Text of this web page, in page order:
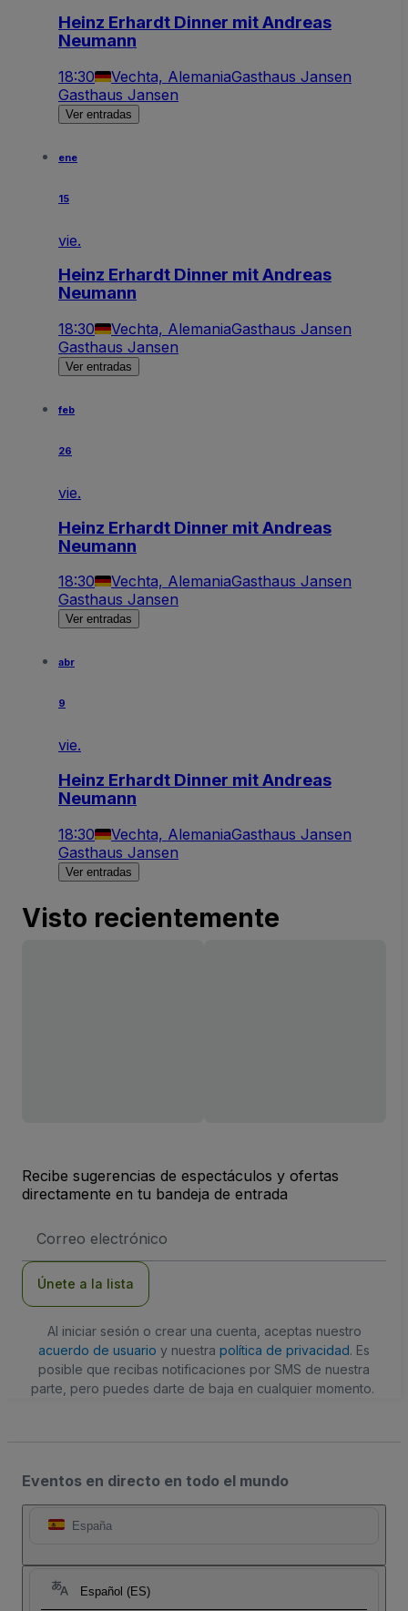
Heinz Erhardt Dinner mit Andreas
Neumann
18:30 Vechta, AlemaniaGasthaus Jansen
Gasthaus Jansen
Ver entradas
ene
15
vie.
Heinz Erhardt Dinner mit Andreas
Neumann
18:30 Vechta, AlemaniaGasthaus Jansen
Gasthaus Jansen
Ver entradas
feb
26
vie.
Heinz Erhardt Dinner mit Andreas
Neumann
18:30 Vechta, AlemaniaGasthaus Jansen
Gasthaus Jansen
Ver entradas
abr
9
vie.
Heinz Erhardt Dinner mit Andreas
Neumann
18:30 Vechta, AlemaniaGasthaus Jansen
Gasthaus Jansen
Ver entradas
Visto recientemente
Recibe sugerencias de espectáculos y ofertas
directamente en tu bandeja de entrada
de
Únete a la lista
Al iniciar sesión o crear una cuenta, aceptas nuestro
acuerdo de usuario y nuestra política de privacidad. Es
posible que recibas notificaciones por SMS de nuestra
parte, pero puedes darte de baja en cualquier momento.
Eventos en directo en todo el mundo
España
Español (ES)